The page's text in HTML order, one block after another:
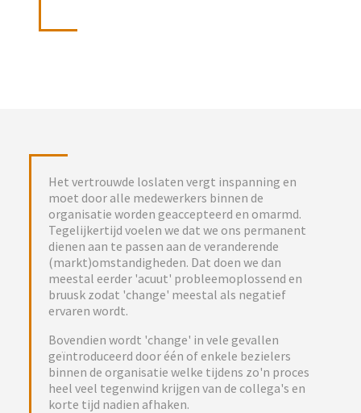
Het vertrouwde loslaten vergt inspanning en
moet door alle medewerkers binnen de
organisatie worden geaccepteerd en omarmd.
Tegelijkertijd voelen we dat we ons permanent
dienen aan te passen aan de veranderende
(markt)omstandigheden. Dat doen we dan
meestal eerder 'acuut' probleemoplossend en
bruusk zodat 'change' meestal als negatief
ervaren wordt.
Bovendien wordt 'change' in vele gevallen
geïntroduceerd door één of enkele bezielers
binnen de organisatie welke tijdens zo'n proces
heel veel tegenwind krijgen van de collega's en
korte tijd nadien afhaken.